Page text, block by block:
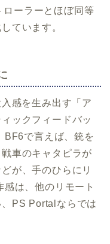
ーラーとほぼ同等
ています。
感を生み出す「ア
ックフィードバッ
BF6で言えば、銃を
車のキャタピラが
が、手のひらにリ
は、他のリモート
PS Portalならでは